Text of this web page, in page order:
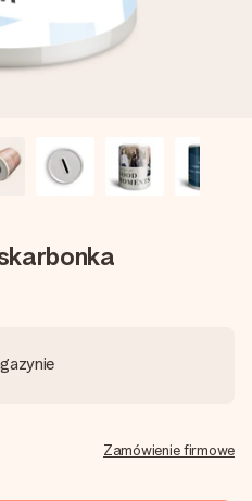
Zamówienie firmowe